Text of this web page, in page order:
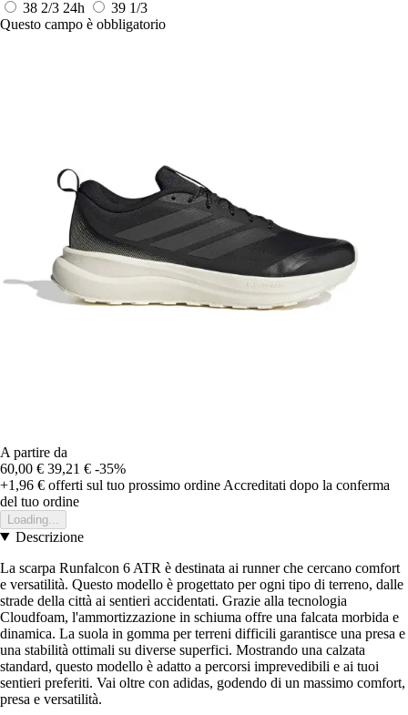
38 2/3 24h
39 1/3
Questo campo è obbligatorio
A partire da
60,00 € 39,21 € -35%
+1,96 € offerti sul tuo prossimo ordine Accreditati dopo la conferma
del tuo ordine
Loading...
Descrizione
La scarpa Runfalcon 6 ATR è destinata ai runner che cercano comfort
e versatilità. Questo modello è progettato per ogni tipo di terreno, dalle
strade della città ai sentieri accidentati. Grazie alla tecnologia
Cloudfoam, l'ammortizzazione in schiuma offre una falcata morbida e
dinamica. La suola in gomma per terreni difficili garantisce una presa e
una stabilità ottimali su diverse superfici. Mostrando una calzata
standard, questo modello è adatto a percorsi imprevedibili e ai tuoi
sentieri preferiti. Vai oltre con adidas, godendo di un massimo comfort,
presa e versatilità.